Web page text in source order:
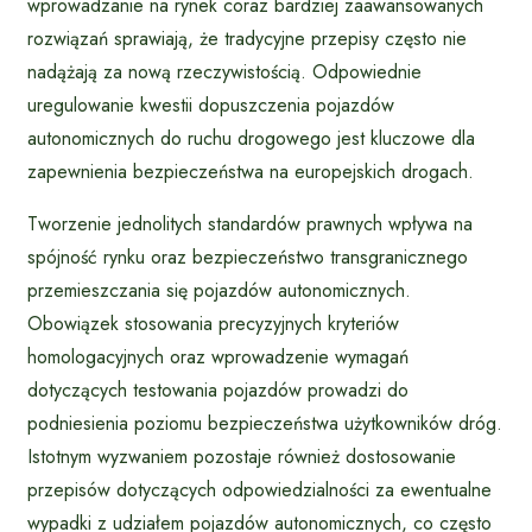
rozwiązań sprawiają, że tradycyjne przepisy często nie
nadążają za nową rzeczywistością. Odpowiednie
uregulowanie kwestii dopuszczenia pojazdów
autonomicznych do ruchu drogowego jest kluczowe dla
zapewnienia bezpieczeństwa na europejskich drogach.
Tworzenie jednolitych standardów prawnych wpływa na
spójność rynku oraz bezpieczeństwo transgranicznego
przemieszczania się pojazdów autonomicznych.
Obowiązek stosowania precyzyjnych kryteriów
homologacyjnych oraz wprowadzenie wymagań
dotyczących testowania pojazdów prowadzi do
podniesienia poziomu bezpieczeństwa użytkowników dróg.
Istotnym wyzwaniem pozostaje również dostosowanie
przepisów dotyczących odpowiedzialności za ewentualne
wypadki z udziałem pojazdów autonomicznych, co często